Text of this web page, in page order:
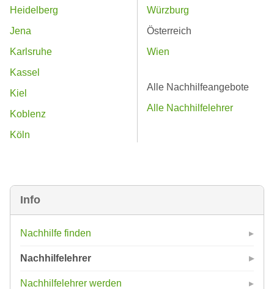
Info
Nachhilfe finden
Nachhilfelehrer
Nachhilfelehrer werden
Heidelberg
Jena
Karlsruhe
Kassel
Kiel
Koblenz
Köln
Würzburg
Österreich
Wien
Alle Nachhilfeangebote
Alle Nachhilfelehrer